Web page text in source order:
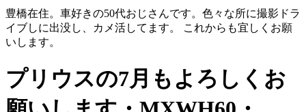
豊橋在住。車好きの50代おじさんです。色々な所に撮影ドラ
イブしに出没し、カメ活してます。 これからも宜しくお願
いします。
プリウスの7月もよろしくお